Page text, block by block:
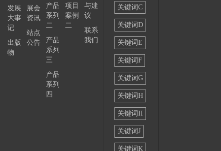
发展
大事
记
出版
物
展会
资讯
站点
公告
产品
系列
二
产品
系列
三
产品
系列
四
项目
案例
二
与建
议
联系
我们
关键词C
关键词D
关键词E
关键词F
关键词G
关键词H
关键词II
关键词J
关键词K